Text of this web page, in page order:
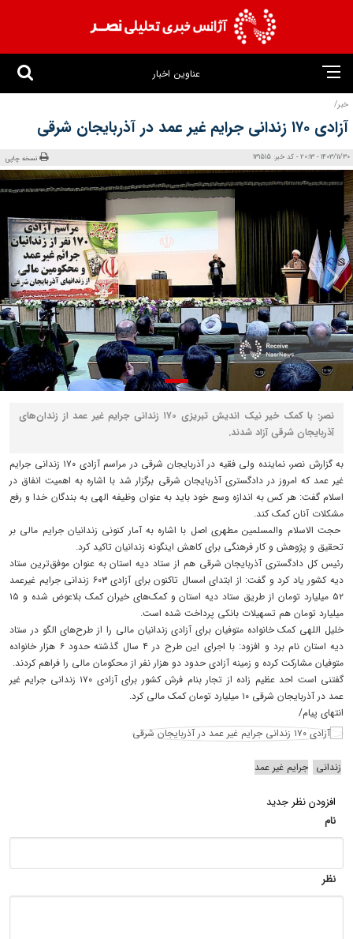
عناوین اخبار
خبر/
آزادی ۱۷۰ زندانی جرایم غیر عمد در آذربایجان شرقی
1403/11/30 - 20:13 - کد خبر: 131515 نسخه چاپی
نصر: با کمک خیر نیک اندیش تبریزی ۱۷۰ زندانی جرایم غیر عمد از زندان‌های
آذربایجان شرقی آزاد شدند.
به گزارش نصر، نماینده ولی فقیه در آذربایجان شرقی در مراسم آزادی ۱۷۰ زندانی جرایم
غیر عمد که امروز در دادگستری آذربایجان شرقی برگزار شد با اشاره به اهمیت انفاق در
اسلام گفت: هر کس به اندازه وسع خود باید به عنوان وظیفه‌ الهی به بندگان خدا و رفع
مشکلات آنان کمک کند.
حجت الاسلام والمسلمین مطهری اصل با اشاره به آمار کنونی زندانیان جرایم مالی بر
تحقیق و پژوهش و کار فرهنگی برای کاهش اینگونه زندانیان تاکید کرد.
رئیس کل دادگستری آذربایجان شرقی هم از ستاد دیه استان به عنوان موفق‌ترین ستاد
دیه کشور یاد کرد و گفت: از ابتدای امسال تاکنون برای آزادی ۶۰۳ زندانی جرایم غیرعمد
۵۲ میلیارد تومان از طریق ستاد دیه استان و کمک‌های خیران کمک بلاعوض شده و ۱۵
میلیارد تومان هم تسهیلات بانکی پرداخت شده است.
خلیل اللهی کمک خانواده متوفیان برای آزادی زندانیان مالی را از طرح‌های الگو در ستاد
دیه استان نام برد و افزود: با اجرای این طرح در ۴ سال گذشته حدود ۶ هزار خانواده
متوفیان مشارکت کرده و زمینه آزادی حدود دو هزار نفر از محکومان مالی را فراهم کردند.
گفتنی است احد عظیم زاده از تجار بنام فرش کشور برای آزادی ۱۷۰ زندانی جرایم غیر
عمد در آذربایجان شرقی ۱۰ میلیارد تومان کمک مالی کرد.
انتهای پیام/
زندانی جرایم غیر عمد
افزودن نظر جدید
نام
نظر